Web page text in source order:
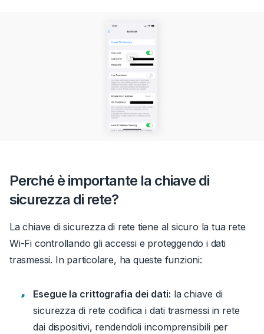
Perché è importante la chiave di
sicurezza di rete?
La chiave di sicurezza di rete tiene al sicuro la tua rete
Wi-Fi controllando gli accessi e proteggendo i dati
trasmessi. In particolare, ha queste funzioni:
Esegue la crittografia dei dati: la chiave di
sicurezza di rete codifica i dati trasmessi in rete
dai dispositivi, rendendoli incomprensibili per